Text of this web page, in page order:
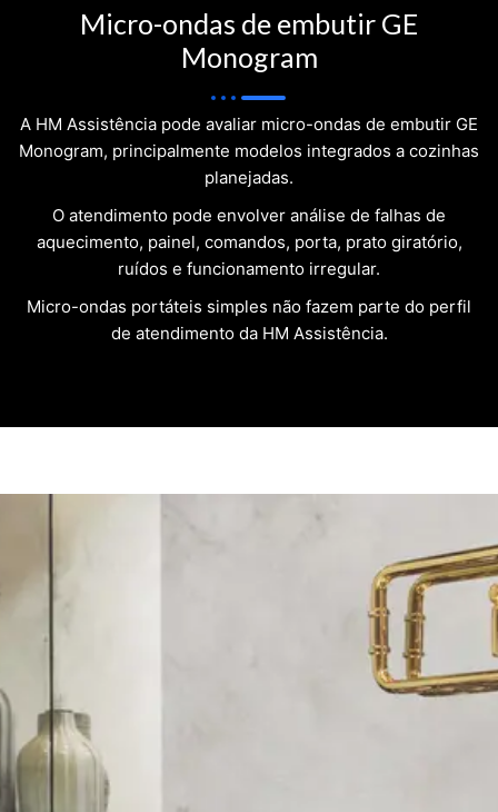
Micro-ondas de embutir GE
Monogram
A HM Assistência pode avaliar micro-ondas de embutir GE
Monogram, principalmente modelos integrados a cozinhas
planejadas.
O atendimento pode envolver análise de falhas de
aquecimento, painel, comandos, porta, prato giratório,
ruídos e funcionamento irregular.
Micro-ondas portáteis simples não fazem parte do perfil
de atendimento da HM Assistência.